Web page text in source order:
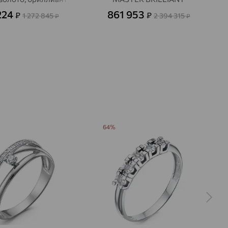
₽ 1 272 845₽ 861 953 ₽ 2 394 315₽
64%